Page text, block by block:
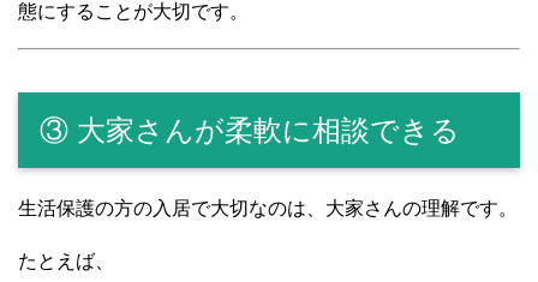
態にすることが大切です。
③ 大家さんが柔軟に相談できる
生活保護の方の入居で大切なのは、大家さんの理解です。
たとえば、